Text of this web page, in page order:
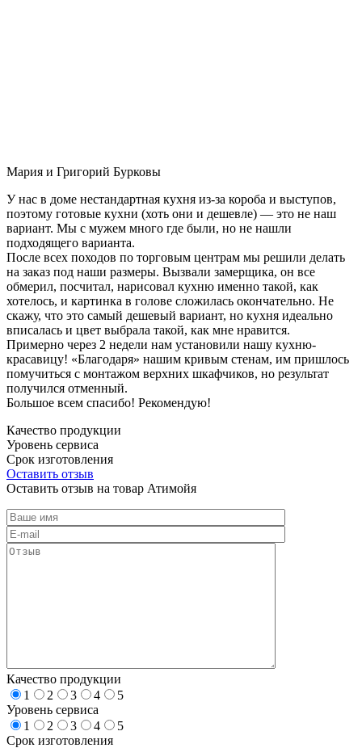
Мария и Григорий Бурковы
У нас в доме нестандартная кухня из-за короба и выступов,
поэтому готовые кухни (хоть они и дешевле) — это не наш
вариант. Мы с мужем много где были, но не нашли
подходящего варианта.
После всех походов по торговым центрам мы решили делать
на заказ под наши размеры. Вызвали замерщика, он все
обмерил, посчитал, нарисовал кухню именно такой, как
хотелось, и картинка в голове сложилась окончательно. Не
скажу, что это самый дешевый вариант, но кухня идеально
вписалась и цвет выбрала такой, как мне нравится.
Примерно через 2 недели нам установили нашу кухню-
красавицу! «Благодаря» нашим кривым стенам, им пришлось
помучиться с монтажом верхних шкафчиков, но результат
получился отменный.
Большое всем спасибо! Рекомендую!
Качество продукции
Уровень сервиса
Срок изготовления
Оставить отзыв
Оставить отзыв на товар Атимойя
Качество продукции
1
2 3 4
5
Уровень сервиса
1
2 3 4
5
Срок изготовления